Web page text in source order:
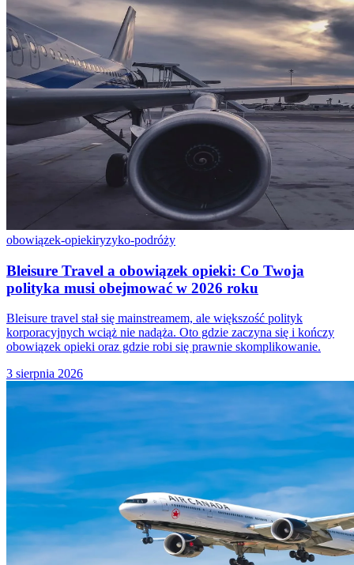
obowiązek-opiekiryzyko-podróży
Bleisure Travel a obowiązek opieki: Co Twoja
polityka musi obejmować w 2026 roku
Bleisure travel stał się mainstreamem, ale większość polityk
korporacyjnych wciąż nie nadąża. Oto gdzie zaczyna się i kończy
obowiązek opieki oraz gdzie robi się prawnie skomplikowanie.
3 sierpnia 2026